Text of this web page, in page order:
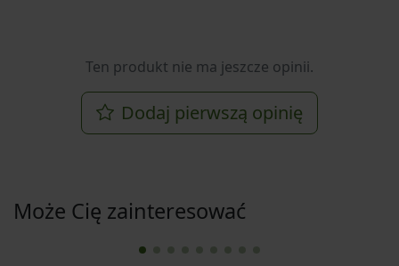
Ten produkt nie ma jeszcze opinii.
Dodaj pierwszą opinię
Może Cię zainteresować